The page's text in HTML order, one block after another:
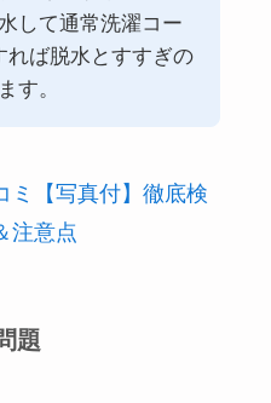
して通常洗濯コー
れば脱水とすすぎの
す。
ミ【写真付】徹底検
注意点
題